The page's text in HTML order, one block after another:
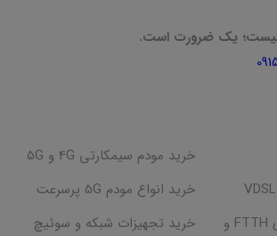
یک ضرورت است.
خرید مودم سیمکارتی 4G و 5G
خرید انواع مودم 5G پرسرعت
خرید مودم فیبر نوری FTTH و
خرید تجهیزات شبکه و سوئیچ